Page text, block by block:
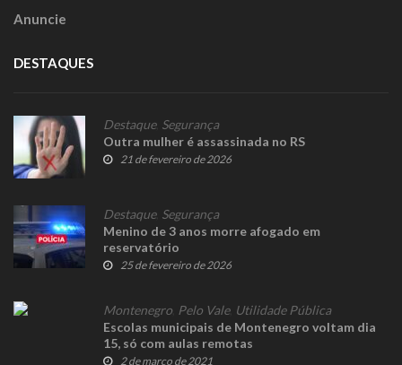
Anuncie
DESTAQUES
Destaque, Segurança
Outra mulher é assassinada no RS
21 de fevereiro de 2026
Destaque, Segurança
Menino de 3 anos morre afogado em
reservatório
25 de fevereiro de 2026
Montenegro Pelo Vale, Utilidade Pública
Escolas municipais de Montenegro voltam dia
15, só com aulas remotas
2 de março de 2021